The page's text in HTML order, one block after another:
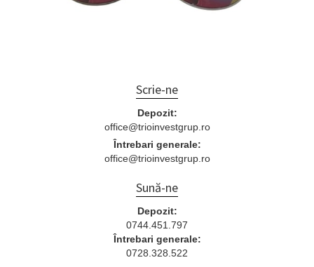
Scrie-ne
Depozit:
office@trioinvestgrup.ro
Întrebari generale:
office@trioinvestgrup.ro
Sună-ne
Depozit:
0744.451.797
Întrebari generale:
0728.328.522